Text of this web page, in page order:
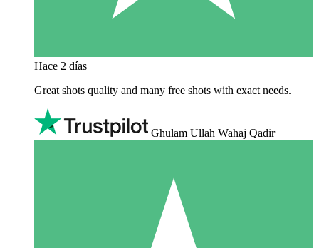
Hace 2 días
Great shots quality and many free shots with exact needs.
Ghulam Ullah Wahaj Qadir